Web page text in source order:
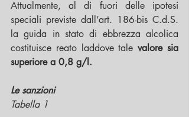
Attualmente, al di fuori delle ipotesi
speciali previste dall’art. 186-bis C.d.S.
la guida in stato di ebbrezza alcolica
costituisce reato laddove tale valore sia
superiore a 0,8 g/l.
Le sanzioni
Tabella 1